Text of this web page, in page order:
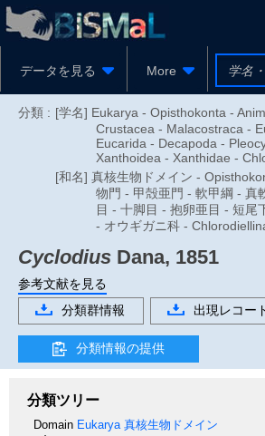
データを見る More
分類 : [学名] Eukarya - Opisthokonta -
Crustacea - Malacostraca -
Eucarida - Decapoda -
Xanthoidea - Xanthidae -
[和名] 真核生物ドメイン -
物門 - 甲殻亜門 - 軟甲綱 - 真
目 - 十脚目 - 抱卵亜目 - 短尾
- オウギガニ科 -
Cyclodius Dana, 1851
参考文献を見る
分類群情報
出現レコー
分類情報の提供
分類ツリー
Domain Eukarya 真核生物ドメイン